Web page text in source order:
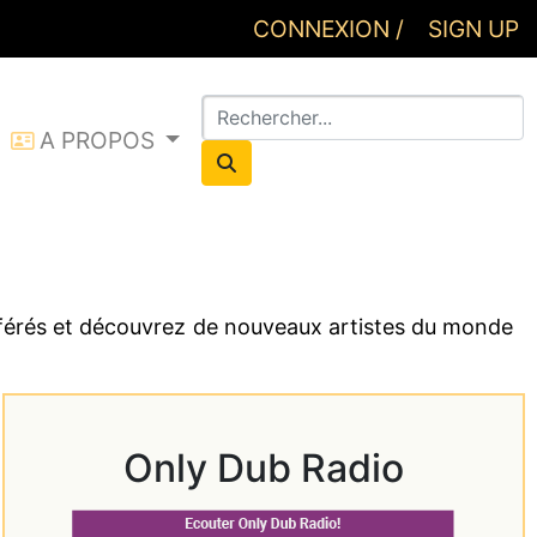
CONNEXION / SIGN UP
A PROPOS
et découvrez de nouveaux artistes du monde
Only Dub Radio